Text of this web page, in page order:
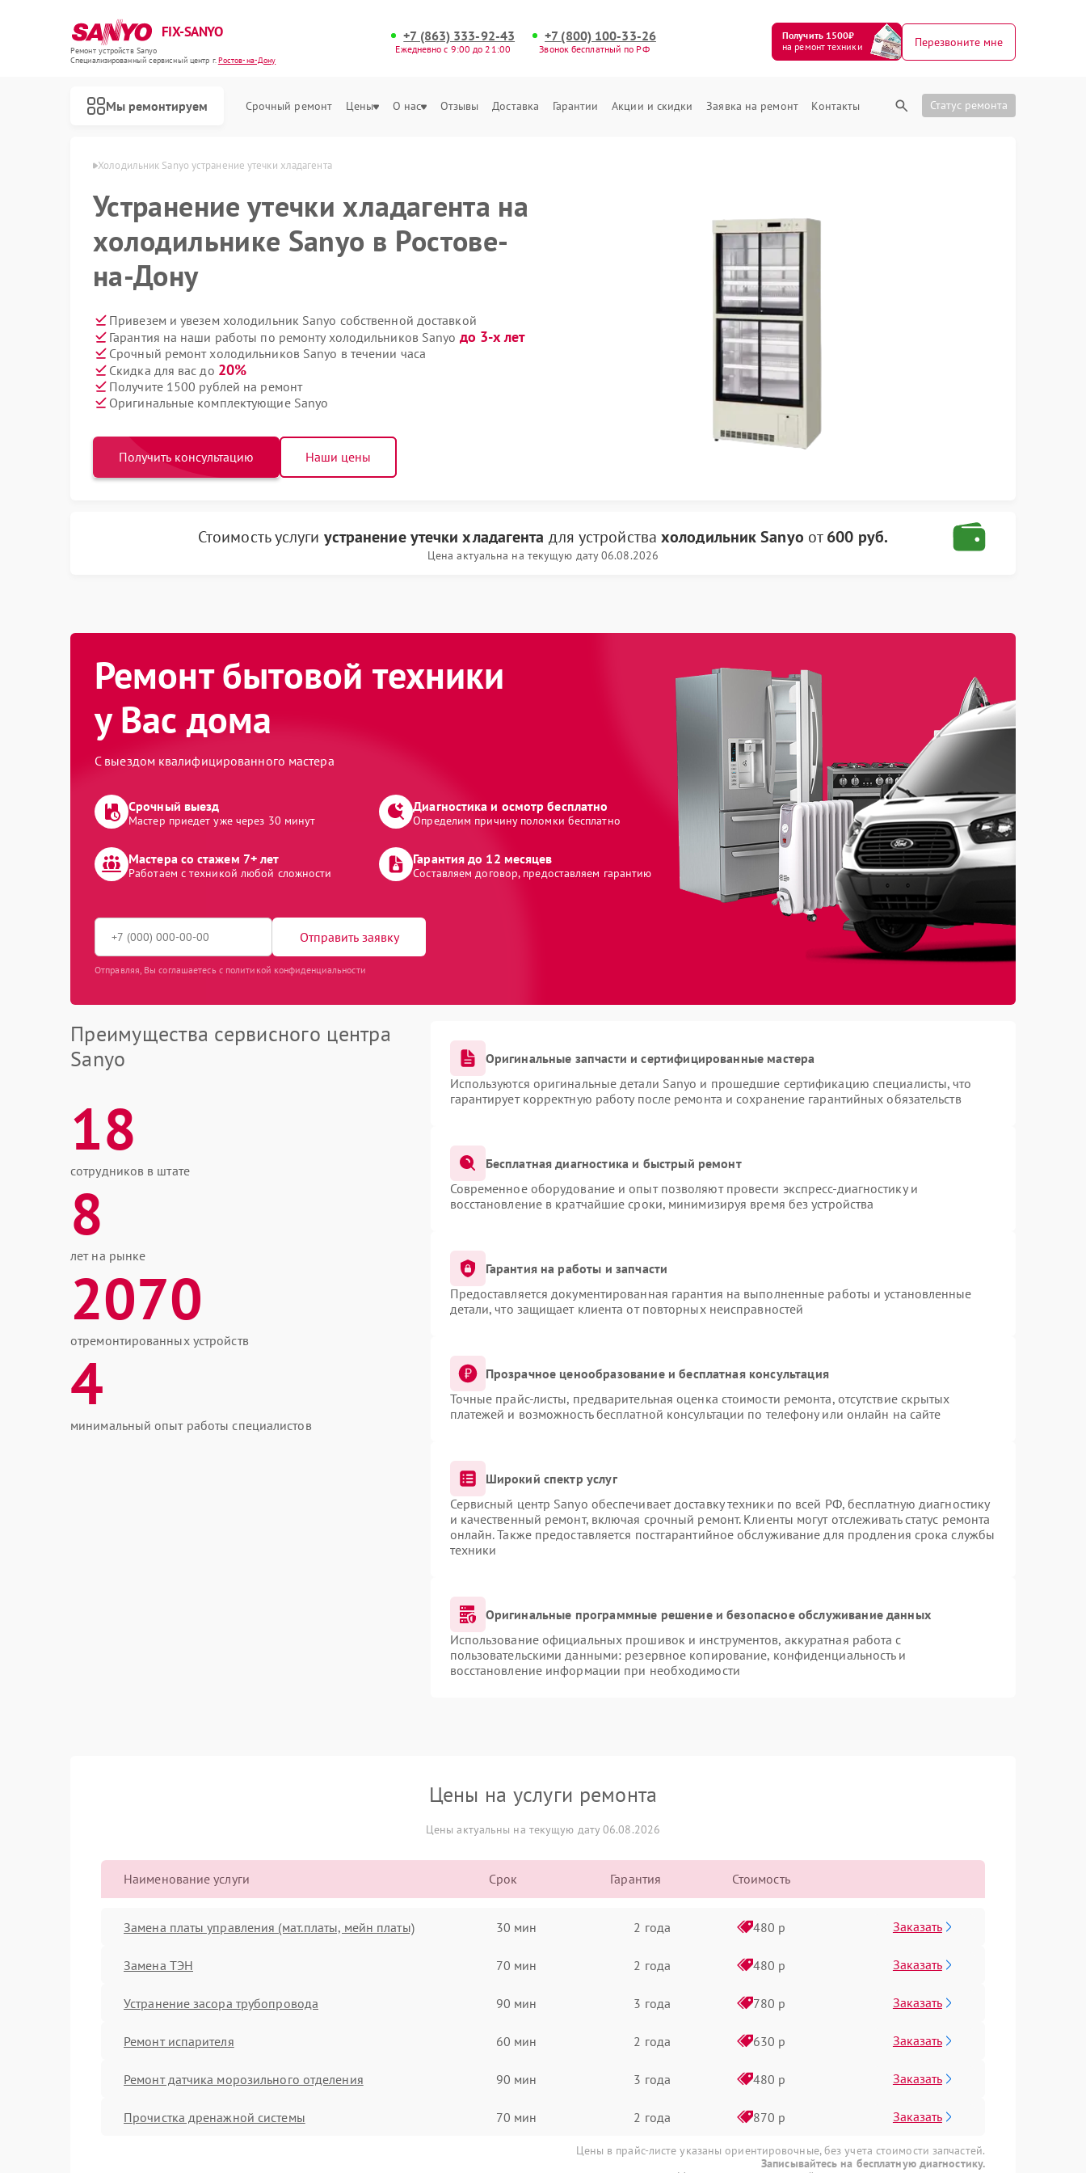
FIX-SANYO
Ремонт устройств Sanyo
Специализированный cервисный центр г.Ростов-на-Дону
+7 (863) 333-92-43
Ежедневно с 9:00 до 21:00
+7 (800) 100-33-26
Звонок бесплатный по РФ
Получить 1500₽
на ремонт техники
Перезвоните мне
Мы ремонтируем Срочный ремонт Цены О нас Отзывы Доставка Гарантии Акции и скидки Заявка на ремонт Контакты Статус ремонта
в Ростове-на-Дону Холодильник Sanyo устранение утечки хладагента
Устранение утечки хладагента на
холодильнике Sanyo в Ростове-
на-Дону
Привезем и увезем холодильник Sanyo собственной доставкой
Гарантия на наши работы по ремонту холодильников Sanyo до 3-х лет
Срочный ремонт холодильников Sanyo в течении часа
Скидка для вас до 20%
Получите 1500 рублей на ремонт
Оригинальные комплектующие Sanyo
Получить консультацию Наши цены
Стоимость услуги устранение утечки хладагента для устройствахолодильник Sanyo от600 руб.
Цена актуальна на текущую дату 06.08.2026
Ремонт бытовой техники
у Вас дома
С выездом квалифицированного мастера
Срочный выезд
Мастер приедет уже через 30 минут
Диагностика и осмотр бесплатно
Определим причину поломки бесплатно
Мастера со стажем 7+ лет
Работаем с техникой любой сложности
Гарантия до 12 месяцев
Составляем договор, предоставляем гарантию
Отправить заявку
Отправляя, Вы соглашаетесь с политикой конфиденциальности
Преимущества сервисного центра
Sanyo
18
сотрудников в штате
8
лет на рынке
2070
отремонтированных устройств
4
минимальный опыт работы специалистов
Оригинальные запчасти и сертифицированные мастера
Используются оригинальные детали Sanyo и прошедшие сертификацию специалисты, что
гарантирует корректную работу после ремонта и сохранение гарантийных обязательств
Бесплатная диагностика и быстрый ремонт
Современное оборудование и опыт позволяют провести экспресс-диагностику и
восстановление в кратчайшие сроки, минимизируя время без устройства
Гарантия на работы и запчасти
Предоставляется документированная гарантия на выполненные работы и установленные
детали, что защищает клиента от повторных неисправностей
Прозрачное ценообразование и бесплатная консультация
Точные прайс-листы, предварительная оценка стоимости ремонта, отсутствие скрытых
платежей и возможность бесплатной консультации по телефону или онлайн на сайте
Широкий спектр услуг
Сервисный центр Sanyo обеспечивает доставку техники по всей РФ, бесплатную диагностику
и качественный ремонт, включая срочный ремонт. Клиенты могут отслеживать статус ремонта
онлайн. Также предоставляется постгарантийное обслуживание для продления срока службы
техники
Оригинальные программные решение и безопасное обслуживание данных
Использование официальных прошивок и инструментов, аккуратная работа с
пользовательскими данными: резервное копирование, конфиденциальность и
восстановление информации при необходимости
Цены на услуги ремонта
Цены актуальны на текущую дату 06.08.2026
Наименование услуги Срок Гарантия Стоимость
Замена платы управления (мат.платы, мейн платы) 30 мин 2 года 480 р Заказать
Замена ТЭН 70 мин 2 года 480 р Заказать
Устранение засора трубопровода 90 мин 3 года 780 р Заказать
Ремонт испарителя 60 мин 2 года 630 р Заказать
Ремонт датчика морозильного отделения 90 мин 3 года 480 р Заказать
Прочистка дренажной системы 70 мин 2 года 870 р Заказать
Цены в прайс-листе указаны ориентировочные, без учета стоимости запчастей.
Записывайтесь на бесплатную диагностику.